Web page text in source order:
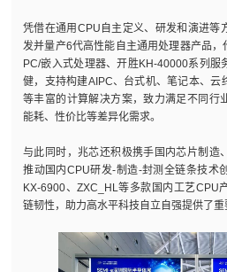
凭借在通用CPU自主定义、研发和演进等
发并量产6代高性能自主通用处理器产品
PC/嵌入式处理器、开胜KH-40000系列服
健，支持构建AIPC、台式机、笔记本、云
等丰富的计算解决方案，致力满足不同行
能耗、性价比等差异化需求。
与此同时，兆芯还积极携手国内芯片制造
推动国内CPU研发-制造-封测全链条技术
KX-6900、ZXC_HL等多款国内工艺CPU
链韧性，助力高水平科技自立自强提供了重